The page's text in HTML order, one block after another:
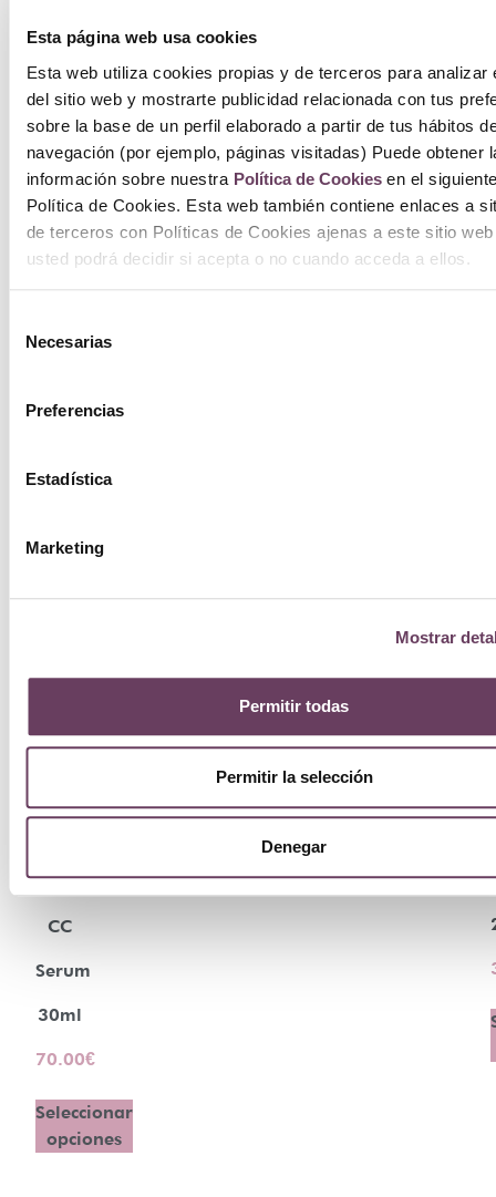
Esta página web usa cookies
Esta web utiliza cookies propias y de terceros para analizar
del sitio web y mostrarte publicidad relacionada con tus
sobre la base de un perfil elaborado a partir de tus hábitos
navegación (por ejemplo, páginas visitadas) Puede obtener
información sobre nuestra Política de Cookiesen el
Política de Cookies. Esta web también contiene enlaces a
de terceros con Políticas de Cookies ajenas a este sitio web
usted podrá decidir si acepta o no cuando acceda a ellos.
Necesarias
Preferencias
Estadística
Marketing
Mostrar
Permitir todas
Permitir la selección
Denegar
Brightening
CC
Serum
30ml
70.00€
Seleccionar
opciones